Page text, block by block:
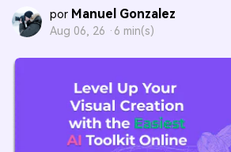
por Manuel Gonzalez
Aug 06, 26 · 6 min(s)